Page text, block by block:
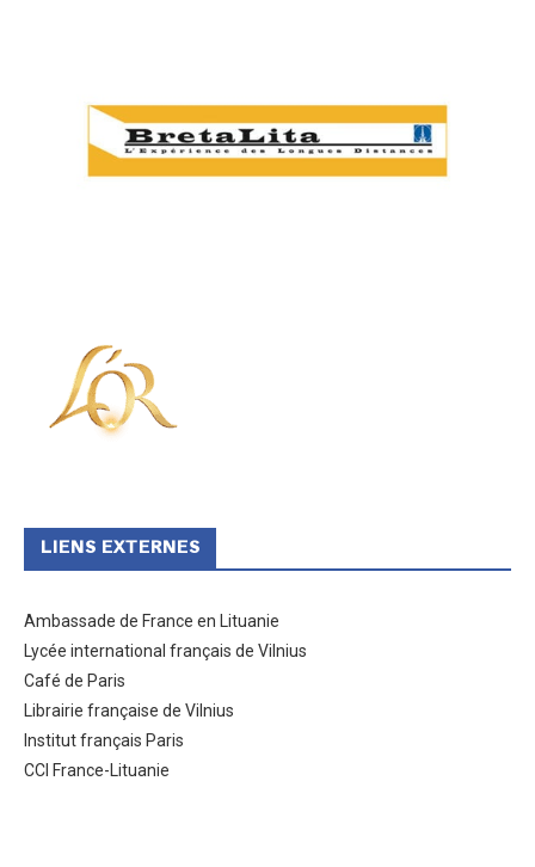
LIENS EXTERNES
Ambassade de France en Lituanie
Lycée international français de Vilnius
Café de Paris
Librairie française de Vilnius
Institut français Paris
CCI France-Lituanie